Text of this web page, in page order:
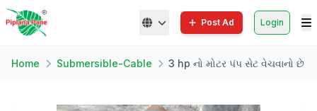
Post Ad Login
Home Submersible-Cable 3 hp નો મોટર પંપ સેટ વેચવાનો છે